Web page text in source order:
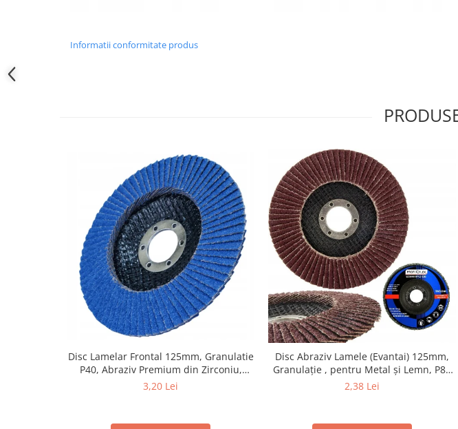
Informatii conformitate produs
Disc Lamelar Frontal 125mm, Granulatie
P40, Abraziv Premium din Zirconiu,
Prindere 22.23mm, Viteza Maxima 13300
3,20 Lei
Disc Abraziv Lamele (Evantai) 125mm,
Granulație , pentru Metal și Lemn, P80
125x22.2mm
2,38 Lei